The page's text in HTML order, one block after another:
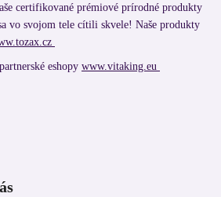
certifikované prémiové prírodné produkty
vo svojom tele cítili skvele! Naše produkty
eshopy www.vitaking.eu